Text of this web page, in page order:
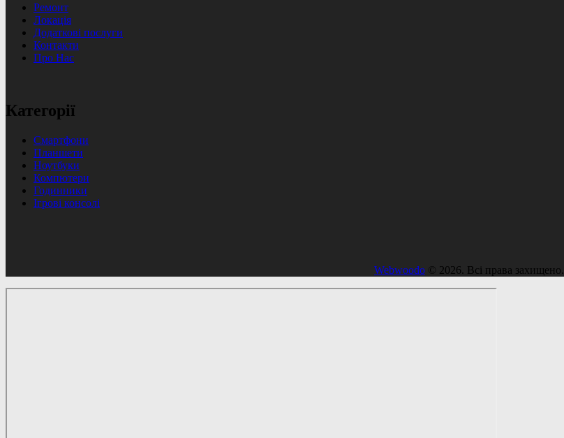
Ремонт
Локація
Додаткові послуги
Контакти
Про Нас
Категорії
Смартфони
Планшети
Ноутбуки
Компютери
Годинники
Ігрові консолі
Webwoodo © 2026. Всі права захищено.